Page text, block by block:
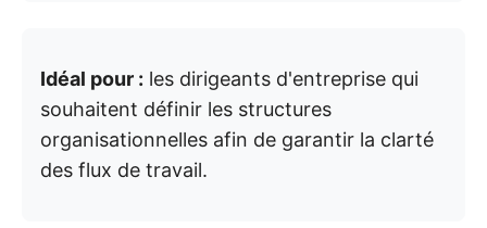
Idéal pour : les dirigeants d'entreprise qui
souhaitent définir les structures
organisationnelles afin de garantir la clarté
des flux de travail.